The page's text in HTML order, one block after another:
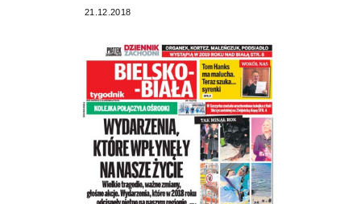
21.12.2018